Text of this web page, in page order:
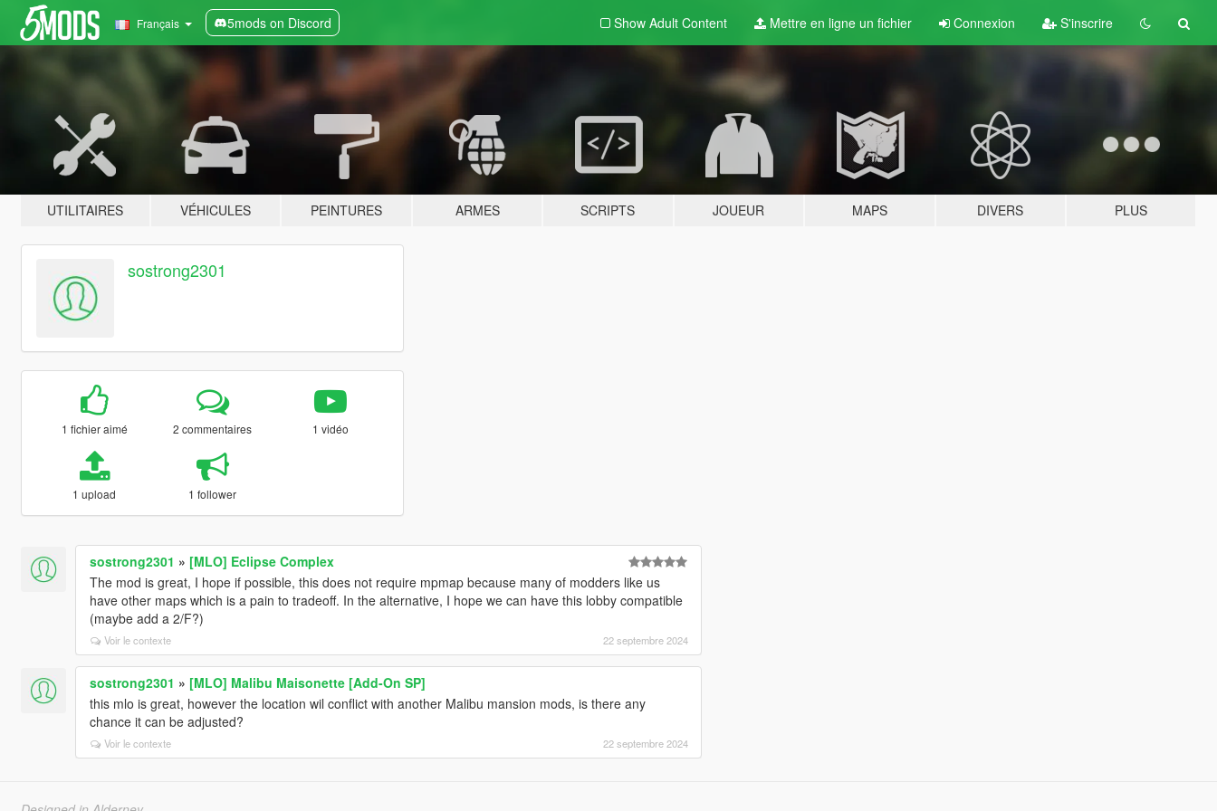
Français 5mods on Discord Show Adult Content Mettre en ligne un fichier Connexion S'inscrire
UTILITAIRES VÉHICULES PEINTURES ARMES SCRIPTS JOUEUR MAPS DIVERS PLUS
sostrong2301
1 fichier aimé 2 commentaires 1 vidéo
1 upload 1 follower
sostrong2301 » [MLO] Eclipse Complex
The mod is great, I hope if possible, this does not require mpmap because many of modders like us
have other maps which is a pain to tradeoff. In the alternative, I hope we can have this lobby compatible
(maybe add a 2/F?)
Voir le contexte 22 septembre 2024
sostrong2301 » [MLO] Malibu Maisonette [Add-On SP]
this mlo is great, however the location wil conflict with another Malibu mansion mods, is there any
chance it can be adjusted?
Voir le contexte 22 septembre 2024